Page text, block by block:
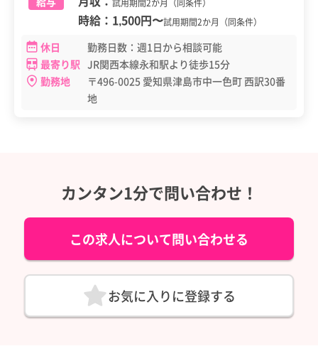
試用期間2か月（同条件）
時給： 1,500円〜試用期間2か月（同条件）
休日
勤務日数：週1日から相談可能
最寄り駅 JR関西本線永和駅より徒歩15分
勤務地
〒496-0025 愛知県津島市中一色町 西訳30番
地
カンタン1分で問い合わせ！
この求人について問い合わせる
お気に入りに登録する